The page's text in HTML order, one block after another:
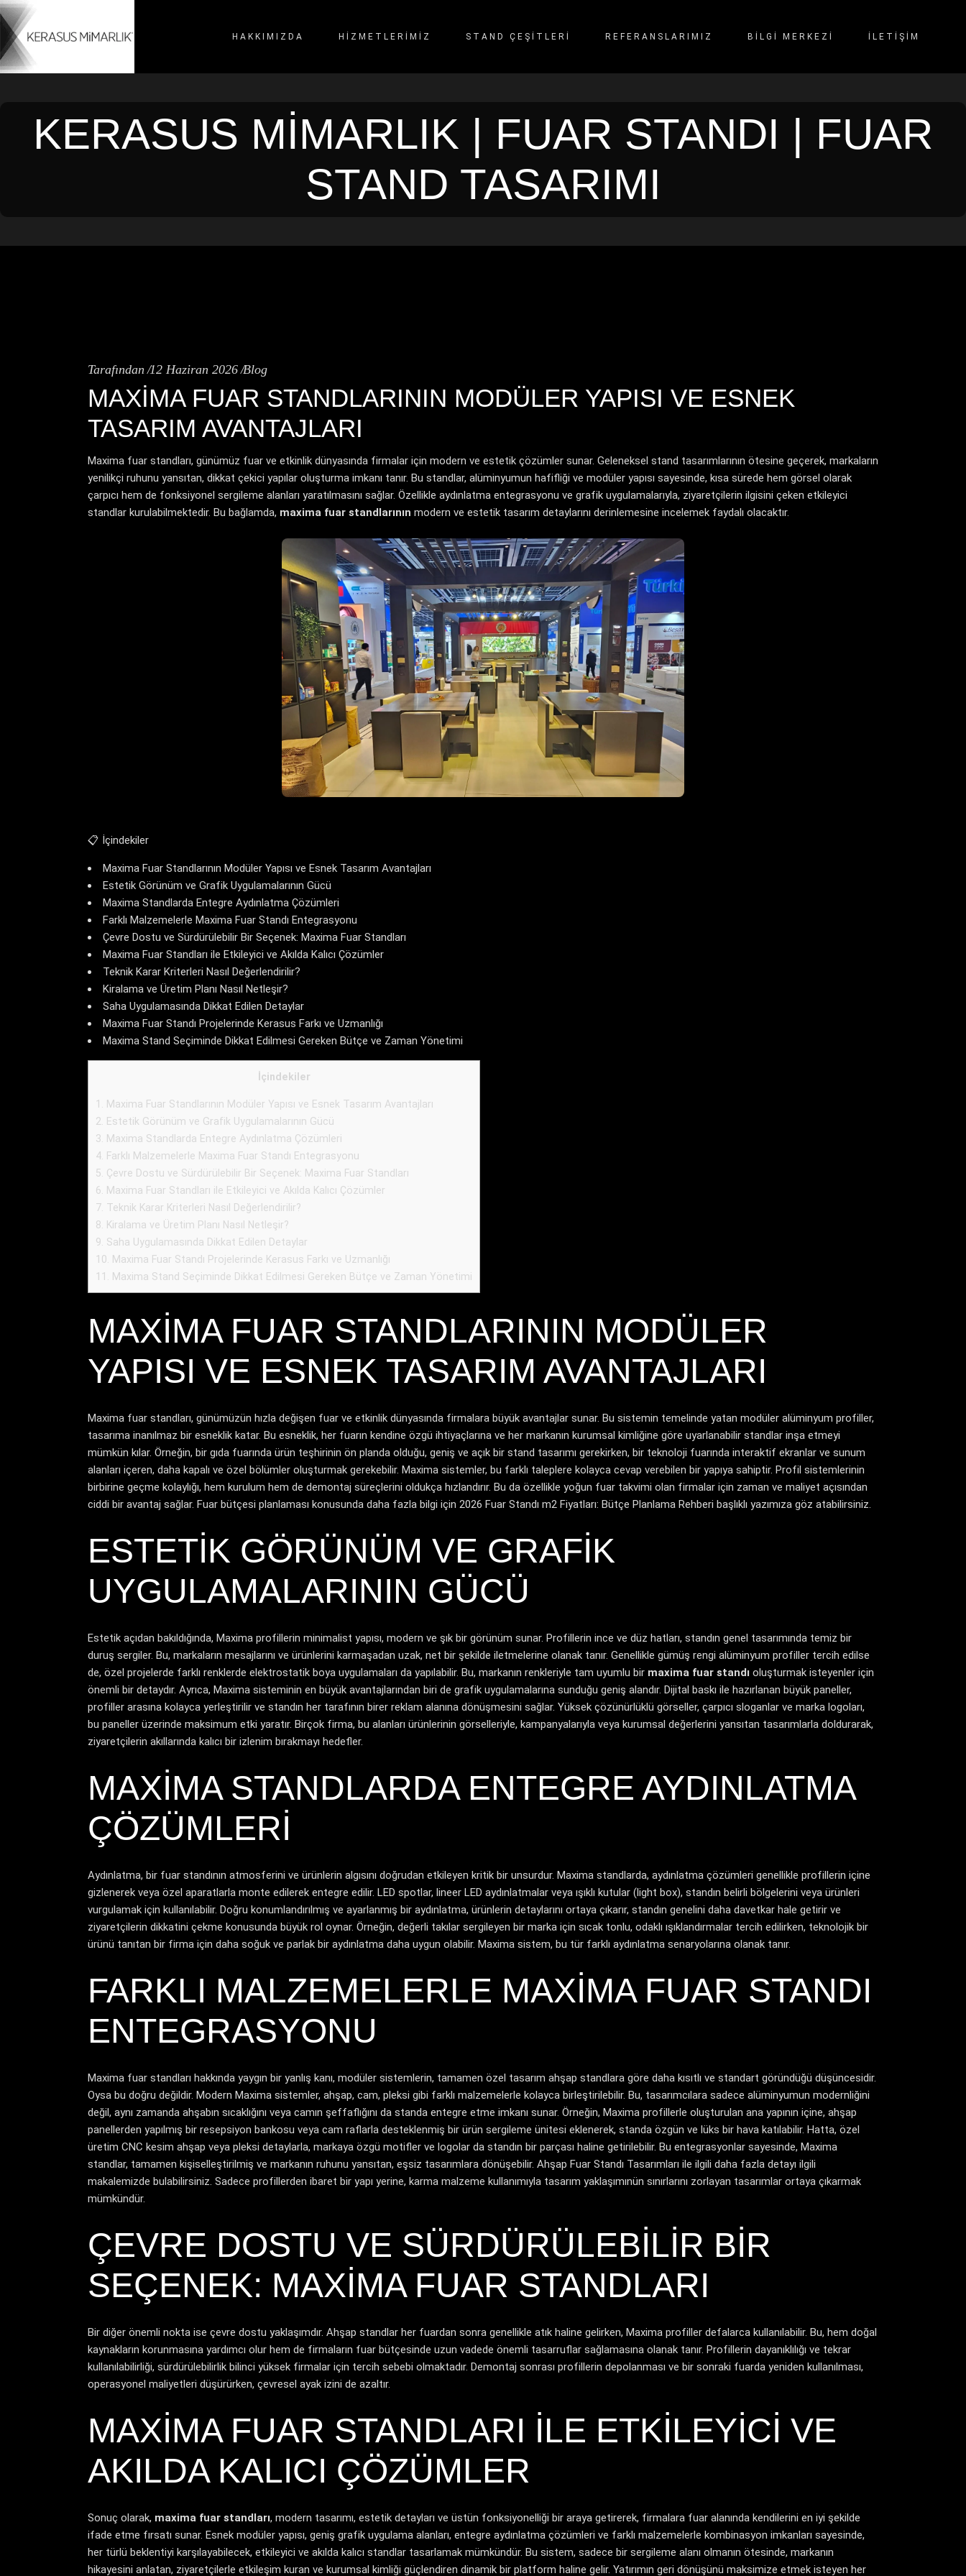
HAKKIMIZDA HİZMETLERİMİZ STAND ÇEŞITLERI REFERANSLARIMIZ BİLGİ MERKEZİ İLETIŞIM
KERASUS MIMARLIK | FUAR STANDI | FUAR
STAND TASARIMI
Tarafından 12 Haziran 2026 Blog
MAXIMA FUAR STANDLARININ MODÜLER YAPISI VE ESNEK
TASARIM AVANTAJLARI
Maxima fuar standları, günümüz fuar ve etkinlik dünyasında firmalar için modern ve estetik çözümler sunar. Geleneksel stand tasarımlarının ötesine geçerek, markaların
yenilikçi ruhunu yansıtan, dikkat çekici yapılar oluşturma imkanı tanır. Bu standlar, alüminyumun hafifliği ve modüler yapısı sayesinde, kısa sürede hem görsel olarak
çarpıcı hem de fonksiyonel sergileme alanları yaratılmasını sağlar. Özellikle aydınlatma entegrasyonu ve grafik uygulamalarıyla, ziyaretçilerin ilgisini çeken etkileyici
standlar kurulabilmektedir. Bu bağlamda, maxima fuar standlarının modern ve estetik tasarım detaylarını derinlemesine incelemek faydalı olacaktır.
📋 İçindekiler
Maxima Fuar Standlarının Modüler Yapısı ve Esnek Tasarım Avantajları
Estetik Görünüm ve Grafik Uygulamalarının Gücü
Maxima Standlarda Entegre Aydınlatma Çözümleri
Farklı Malzemelerle Maxima Fuar Standı Entegrasyonu
Çevre Dostu ve Sürdürülebilir Bir Seçenek: Maxima Fuar Standları
Maxima Fuar Standları ile Etkileyici ve Akılda Kalıcı Çözümler
Teknik Karar Kriterleri Nasıl Değerlendirilir?
Kiralama ve Üretim Planı Nasıl Netleşir?
Saha Uygulamasında Dikkat Edilen Detaylar
Maxima Fuar Standı Projelerinde Kerasus Farkı ve Uzmanlığı
Maxima Stand Seçiminde Dikkat Edilmesi Gereken Bütçe ve Zaman Yönetimi
İçindekiler
1. Maxima Fuar Standlarının Modüler Yapısı ve Esnek Tasarım Avantajları
2. Estetik Görünüm ve Grafik Uygulamalarının Gücü
3. Maxima Standlarda Entegre Aydınlatma Çözümleri
4. Farklı Malzemelerle Maxima Fuar Standı Entegrasyonu
5. Çevre Dostu ve Sürdürülebilir Bir Seçenek: Maxima Fuar Standları
6. Maxima Fuar Standları ile Etkileyici ve Akılda Kalıcı Çözümler
7. Teknik Karar Kriterleri Nasıl Değerlendirilir?
8. Kiralama ve Üretim Planı Nasıl Netleşir?
9. Saha Uygulamasında Dikkat Edilen Detaylar
10. Maxima Fuar Standı Projelerinde Kerasus Farkı ve Uzmanlığı
11. Maxima Stand Seçiminde Dikkat Edilmesi Gereken Bütçe ve Zaman Yönetimi
MAXIMA FUAR STANDLARININ MODÜLER
YAPISI VE ESNEK TASARIM AVANTAJLARI
Maxima fuar standları, günümüzün hızla değişen fuar ve etkinlik dünyasında firmalara büyük avantajlar sunar. Bu sistemin temelinde yatan modüler alüminyum profiller,
tasarıma inanılmaz bir esneklik katar. Bu esneklik, her fuarın kendine özgü ihtiyaçlarına ve her markanın kurumsal kimliğine göre uyarlanabilir standlar inşa etmeyi
mümkün kılar. Örneğin, bir gıda fuarında ürün teşhirinin ön planda olduğu, geniş ve açık bir stand tasarımı gerekirken, bir teknoloji fuarında interaktif ekranlar ve sunum
alanları içeren, daha kapalı ve özel bölümler oluşturmak gerekebilir. Maxima sistemler, bu farklı taleplere kolayca cevap verebilen bir yapıya sahiptir. Profil sistemlerinin
birbirine geçme kolaylığı, hem kurulum hem de demontaj süreçlerini oldukça hızlandırır. Bu da özellikle yoğun fuar takvimi olan firmalar için zaman ve maliyet açısından
ciddi bir avantaj sağlar. Fuar bütçesi planlaması konusunda daha fazla bilgi için 2026 Fuar Standı m2 Fiyatları: Bütçe Planlama Rehberi başlıklı yazımıza göz atabilirsiniz.
ESTETIK GÖRÜNÜM VE GRAFIK
UYGULAMALARININ GÜCÜ
Estetik açıdan bakıldığında, Maxima profillerin minimalist yapısı, modern ve şık bir görünüm sunar. Profillerin ince ve düz hatları, standın genel tasarımında temiz bir
duruş sergiler. Bu, markaların mesajlarını ve ürünlerini karmaşadan uzak, net bir şekilde iletmelerine olanak tanır. Genellikle gümüş rengi alüminyum profiller tercih edilse
de, özel projelerde farklı renklerde elektrostatik boya uygulamaları da yapılabilir. Bu, markanın renkleriyle tam uyumlu bir maxima fuar standı oluşturmak isteyenler için
önemli bir detaydır. Ayrıca, Maxima sisteminin en büyük avantajlarından biri de grafik uygulamalarına sunduğu geniş alandır. Dijital baskı ile hazırlanan büyük paneller,
profiller arasına kolayca yerleştirilir ve standın her tarafının birer reklam alanına dönüşmesini sağlar. Yüksek çözünürlüklü görseller, çarpıcı sloganlar ve marka logoları,
bu paneller üzerinde maksimum etki yaratır. Birçok firma, bu alanları ürünlerinin görselleriyle, kampanyalarıyla veya kurumsal değerlerini yansıtan tasarımlarla doldurarak,
ziyaretçilerin akıllarında kalıcı bir izlenim bırakmayı hedefler.
MAXIMA STANDLARDA ENTEGRE AYDINLATMA
ÇÖZÜMLERI
Aydınlatma, bir fuar standının atmosferini ve ürünlerin algısını doğrudan etkileyen kritik bir unsurdur. Maxima standlarda, aydınlatma çözümleri genellikle profillerin içine
gizlenerek veya özel aparatlarla monte edilerek entegre edilir. LED spotlar, lineer LED aydınlatmalar veya ışıklı kutular (light box), standın belirli bölgelerini veya ürünleri
vurgulamak için kullanılabilir. Doğru konumlandırılmış ve ayarlanmış bir aydınlatma, ürünlerin detaylarını ortaya çıkarır, standın genelini daha davetkar hale getirir ve
ziyaretçilerin dikkatini çekme konusunda büyük rol oynar. Örneğin, değerli takılar sergileyen bir marka için sıcak tonlu, odaklı ışıklandırmalar tercih edilirken, teknolojik bir
ürünü tanıtan bir firma için daha soğuk ve parlak bir aydınlatma daha uygun olabilir. Maxima sistem, bu tür farklı aydınlatma senaryolarına olanak tanır.
FARKLI MALZEMELERLE MAXIMA FUAR STANDI
ENTEGRASYONU
Maxima fuar standları hakkında yaygın bir yanlış kanı, modüler sistemlerin, tamamen özel tasarım ahşap standlara göre daha kısıtlı ve standart göründüğü düşüncesidir.
Oysa bu doğru değildir. Modern Maxima sistemler, ahşap, cam, pleksi gibi farklı malzemelerle kolayca birleştirilebilir. Bu, tasarımcılara sadece alüminyumun modernliğini
değil, aynı zamanda ahşabın sıcaklığını veya camın şeffaflığını da standa entegre etme imkanı sunar. Örneğin, Maxima profillerle oluşturulan ana yapının içine, ahşap
panellerden yapılmış bir resepsiyon bankosu veya cam raflarla desteklenmiş bir ürün sergileme ünitesi eklenerek, standa özgün ve lüks bir hava katılabilir. Hatta, özel
üretim CNC kesim ahşap veya pleksi detaylarla, markaya özgü motifler ve logolar da standın bir parçası haline getirilebilir. Bu entegrasyonlar sayesinde, Maxima
standlar, tamamen kişiselleştirilmiş ve markanın ruhunu yansıtan, eşsiz tasarımlara dönüşebilir. Ahşap Fuar Standı Tasarımları ile ilgili daha fazla detayı ilgili
makalemizde bulabilirsiniz. Sadece profillerden ibaret bir yapı yerine, karma malzeme kullanımıyla tasarım yaklaşımınün sınırlarını zorlayan tasarımlar ortaya çıkarmak
mümkündür.
ÇEVRE DOSTU VE SÜRDÜRÜLEBILIR BIR
SEÇENEK: MAXIMA FUAR STANDLARI
Bir diğer önemli nokta ise çevre dostu yaklaşımdır. Ahşap standlar her fuardan sonra genellikle atık haline gelirken, Maxima profiller defalarca kullanılabilir. Bu, hem doğal
kaynakların korunmasına yardımcı olur hem de firmaların fuar bütçesinde uzun vadede önemli tasarruflar sağlamasına olanak tanır. Profillerin dayanıklılığı ve tekrar
kullanılabilirliği, sürdürülebilirlik bilinci yüksek firmalar için tercih sebebi olmaktadır. Demontaj sonrası profillerin depolanması ve bir sonraki fuarda yeniden kullanılması,
operasyonel maliyetleri düşürürken, çevresel ayak izini de azaltır.
MAXIMA FUAR STANDLARI ILE ETKILEYICI VE
AKILDA KALICI ÇÖZÜMLER
Sonuç olarak, maxima fuar standları, modern tasarımı, estetik detayları ve üstün fonksiyonelliği bir araya getirerek, firmalara fuar alanında kendilerini en iyi şekilde
ifade etme fırsatı sunar. Esnek modüler yapısı, geniş grafik uygulama alanları, entegre aydınlatma çözümleri ve farklı malzemelerle kombinasyon imkanları sayesinde,
her türlü beklentiyi karşılayabilecek, etkileyici ve akılda kalıcı standlar tasarlamak mümkündür. Bu sistem, sadece bir sergileme alanı olmanın ötesinde, markanın
hikayesini anlatan, ziyaretçilerle etkileşim kuran ve kurumsal kimliği güçlendiren dinamik bir platform haline gelir. Yatırımın geri dönüşünü maksimize etmek isteyen her